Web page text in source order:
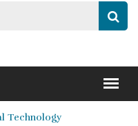
Technology